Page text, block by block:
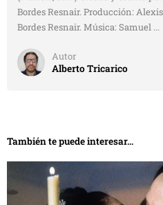
Bordes Resnair. Producción:
Bordes Resnair. Música: Samuel ...
Autor
Alberto Tricarico
También te puede interesar...